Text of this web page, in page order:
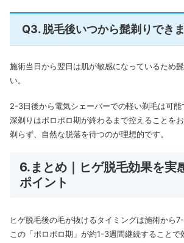
Q3. 脱毛後いつから髭剃りでき
施術当日から翌日は肌が敏感になっているため
い。
2-3日後から電気シェーバーでの軽い剃毛は可
深剃りはポロポロ期が終わるまで控えることを
剃らず、自然な脱落を待つのが理想的です。
6.まとめ｜ヒゲ脱毛効果を実
ポイント
ヒゲ脱毛後の毛が抜けるタイミングは施術から7-
この「ポロポロ期」が約1-3週間継続することで